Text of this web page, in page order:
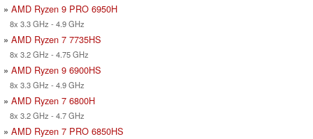
» AMD Ryzen 9 PRO 6950H
8x 3.3 GHz - 4.9 GHz
» AMD Ryzen 7 7735HS
8x 3.2 GHz - 4.75 GHz
» AMD Ryzen 9 6900HS
8x 3.3 GHz - 4.9 GHz
» AMD Ryzen 7 6800H
8x 3.2 GHz - 4.7 GHz
» AMD Ryzen 7 PRO 6850HS